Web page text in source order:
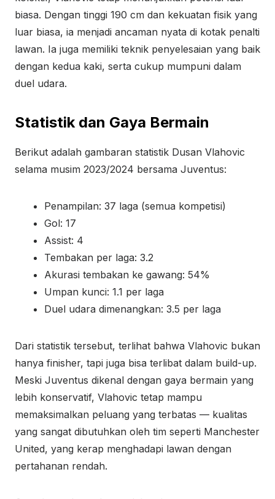
biasa. Dengan tinggi 190 cm dan kekuatan fisik yang
luar biasa, ia menjadi ancaman nyata di kotak penalti
lawan. Ia juga memiliki teknik penyelesaian yang baik
dengan kedua kaki, serta cukup mumpuni dalam
duel udara.
Statistik dan Gaya Bermain
Berikut adalah gambaran statistik Dusan Vlahovic
selama musim 2023/2024 bersama Juventus:
Penampilan: 37 laga (semua kompetisi)
Gol: 17
Assist: 4
Tembakan per laga: 3.2
Akurasi tembakan ke gawang: 54%
Umpan kunci: 1.1 per laga
Duel udara dimenangkan: 3.5 per laga
Dari statistik tersebut, terlihat bahwa Vlahovic bukan
hanya finisher, tapi juga bisa terlibat dalam build-up.
Meski Juventus dikenal dengan gaya bermain yang
lebih konservatif, Vlahovic tetap mampu
memaksimalkan peluang yang terbatas — kualitas
yang sangat dibutuhkan oleh tim seperti Manchester
United, yang kerap menghadapi lawan dengan
pertahanan rendah.